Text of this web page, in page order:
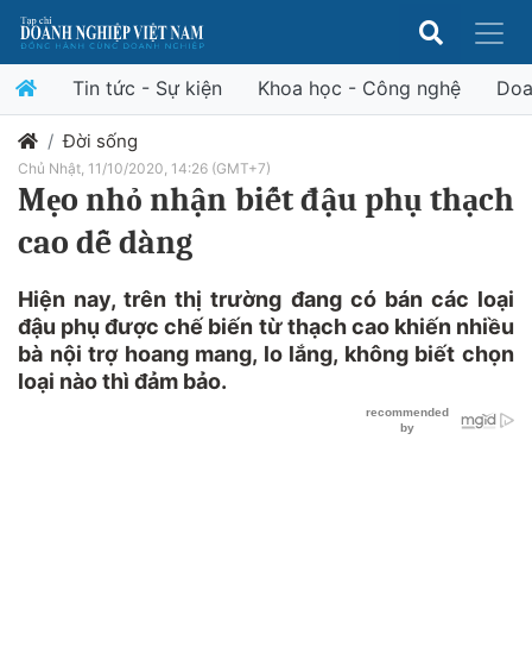
Tin tức - Sự kiện Khoa học - Công nghệ
Đời sống
Chủ Nhật, 11/10/2020, 14:26 (GMT+7)
Mẹo nhỏ nhận biết đậu phụ thạch
cao dễ dàng
Hiện nay, trên thị trường đang có bán các loại
đậu phụ được chế biến từ thạch cao khiến nhiều
bà nội trợ hoang mang, lo lắng, không biết chọn
loại nào thì đảm bảo.